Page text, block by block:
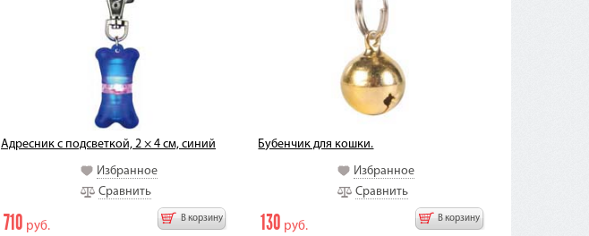
Адресник с подсветкой, 2 × 4 cм, синий
Избранное
Сравнить
В корзину
710 руб.
Бубенчик для кошки.
Избранное
Сравнить
В корзину
130 руб.